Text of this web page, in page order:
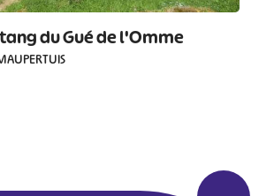
du Gué de l'Omme